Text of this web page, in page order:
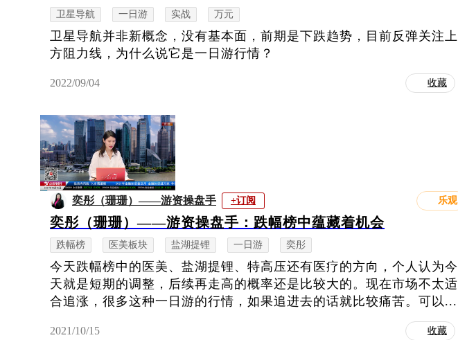
卫星导航 一日游 实战 万元
卫星导航并非新概念，没有基本面，前期是下跌趋势，目前反弹关注上
方阻力线，为什么说它是一日游行情？
2022/09/04 收藏
奕彤（珊珊）——游资操盘手 +订阅 乐观
奕彤（珊珊）——游资操盘手：跌幅榜中蕴藏着机会
跌幅榜 医美板块 盐湖提锂 一日游 奕彤
今天跌幅榜中的医美、盐湖提锂、特高压还有医疗的方向，个人认为今
天就是短期的调整，后续再走高的概率还是比较大的。现在市场不太适
合追涨，很多这种一日游的行情，如果追进去的话就比较痛苦。可以...
2021/10/15 收藏